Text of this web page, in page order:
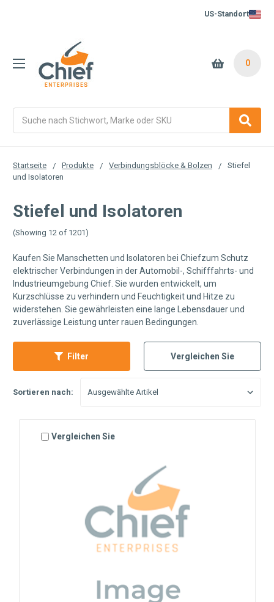
US-Standort
0
Startseite Produkte Verbindungsblöcke & Bolzen
Stiefel
und Isolatoren
Stiefel und Isolatoren
(Showing 12 of 1201)
Kaufen Sie Manschetten und Isolatoren bei Chiefzum Schutz
elektrischer Verbindungen in der Automobil-, Schifffahrts- und
Industrieumgebung Chief. Sie wurden entwickelt, um
Kurzschlüsse zu verhindern und Feuchtigkeit und Hitze zu
widerstehen. Sie gewährleisten eine lange Lebensdauer und
zuverlässige Leistung unter rauen Bedingungen.
Filter Vergleichen Sie
Sortieren nach:
Vergleichen Sie